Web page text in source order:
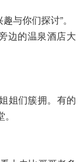
与你们探讨”。
边的温泉酒店大
姐们簇拥。有的